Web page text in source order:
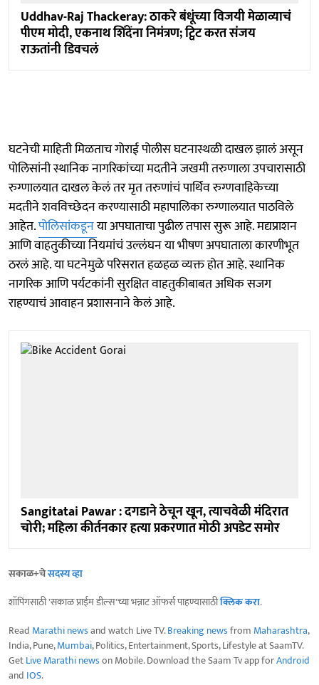
Uddhav-Raj Thackeray: ठाकरे बंधूंच्या विजयी मेळाव्याचं
पीएम मोदी, एकनाथ शिंदेंना निमंत्रण; ट्विट करत संजय
राऊतांनी डिवचलं
घटनेची माहिती मिळताच गोराई पोलीस घटनास्थळी दाखल झालं असून
पोलिसांनी स्थानिक नागरिकांच्या मदतीने जखमी तरुणाला उपचारासाठी
रुग्णालयात दाखल केलं तर मृत तरुणांचं पार्थिव रुग्णवाहिकेच्या
मदतीने शवविच्छेदन करण्यासाठी महापालिका रुग्णालयात पाठविले
आहेत.पोलिसांकडूनया अपघाताचा पुढील तपास सुरू आहे. मद्यप्राशन
आणि वाहतुकीच्या नियमांचं उल्लंघन या भीषण अपघाताला कारणीभूत
ठरलं आहे. या घटनेमुळे परिसरात हळहळ व्यक्त होत आहे. स्थानिक
नागरिक आणि पर्यटकांनी सुरक्षित वाहतुकीबाबत अधिक सजग
राहण्याचं आवाहन प्रशासनाने केलं आहे.
Sangitatai Pawar : दगडाने ठेचून खून, त्याचवेळी मंदिरात
चोरी; महिला कीर्तनकार हत्या प्रकरणात मोठी अपडेट समोर
सकाळ+चेसदस्य व्हा
शॉपिंगसाठी 'सकाळ प्राईम डील्स'च्या भन्नाट ऑफर्स पाहण्यासाठीक्लिक करा.
Read Marathi newsand watch Live TV.Breaking newsfrom Maharashtra,
India, Pune,Mumbai, Politics, Entertainment, Sports, Lifestyle at SaamTV.
GetLive Marathi newson Mobile. Download the Saam Tv app forAndroid
and IOS.